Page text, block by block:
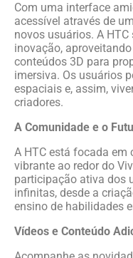
Com uma interface
acessível através de
novos usuários. A
inovação,
conteúdos 3D para
imersiva. Os usuários
espaciais e, assim,
criadores.
A Comunidade e o
A HTC está focada
vibrante ao redor do
participação ativa dos
infinitas, desde a
ensino de habilidades
Vídeos e Conteúdo